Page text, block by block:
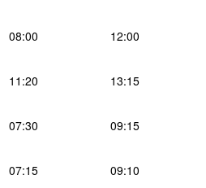
08:00 12:00
11:20 13:15
07:30 09:15
07:15 09:10